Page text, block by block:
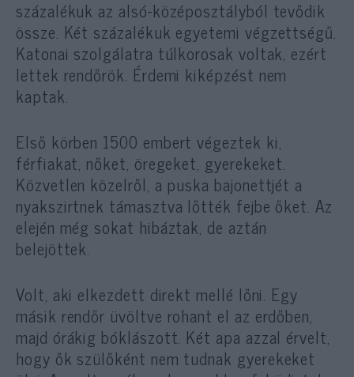
százalékuk az alsó-középosztályból tevődik
össze. Két százalékuk egyetemi végzettségű.
Katonai szolgálatra túlkorosak voltak, ezért
lettek rendőrök. Érdemi kiképzést nem
kaptak.
Első körben 1500 embert végeztek ki,
férfiakat, nőket, öregeket, gyerekeket.
Közvetlen közelről, a puska bajonettjét a
nyakszirtnek támasztva lőtték fejbe őket. Az
elején még sokat hibáztak, de aztán
belejöttek.
Volt, aki elkezdett direkt mellé lőni. Egy
másik rendőr üvöltve rohant el az erdőben,
majd órákig bóklászott. Két apa azzal érvelt,
hogy ők szülőként nem tudnak gyerekeket